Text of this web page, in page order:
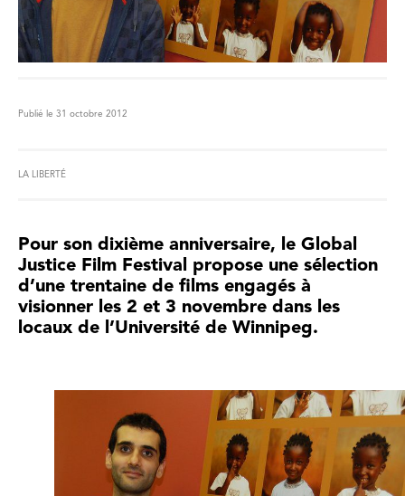
Publié le 31 octobre 2012
LA LIBERTÉ
Pour son dixième anniversaire, le Global
Justice Film Festival propose une sélection
d’une trentaine de films engagés à
visionner les 2 et 3 novembre dans les
locaux de l’Université de Winnipeg.